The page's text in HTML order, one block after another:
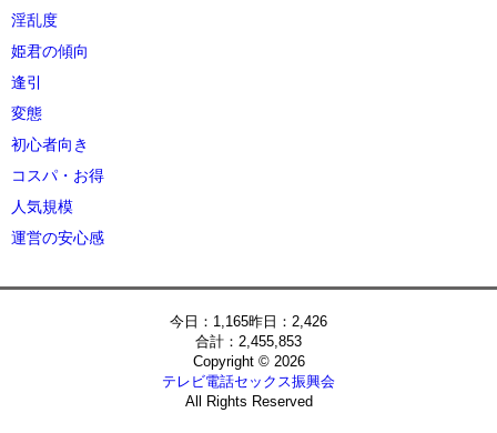
淫乱度
姫君の傾向
逢引
変態
初心者向き
コスパ・お得
人気規模
運営の安心感
今日：1,165昨日：2,426
合計：2,455,853
Copyright © 2026
テレビ電話セックス振興会
All Rights Reserved